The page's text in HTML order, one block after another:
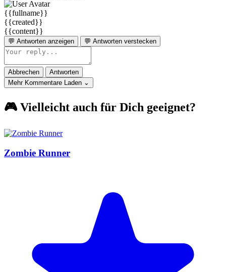
{{fullname}}
{{created}}
{{content}}
💬 Antworten anzeigen 💬 Antworten verstecken
Abbrechen
Antworten
Mehr Kommentare Laden ⌄
🎮 Vielleicht auch für Dich geeignet?
Zombie Runner